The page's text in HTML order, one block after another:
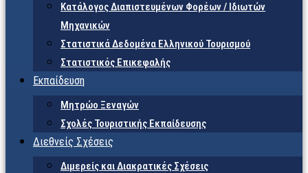
Κατάλογος Διαπιστευμένων Φορέων / Ιδιωτών
Μηχανικών
Στατιστικά Δεδομένα Ελληνικού Τουρισμού
Στατιστικός Επικεφαλής
Εκπαίδευση
Μητρώο Ξεναγών
Σχολές Τουριστικής Εκπαίδευσης
Διεθνείς Σχέσεις
Διμερείς και Διακρατικές Σχέσεις